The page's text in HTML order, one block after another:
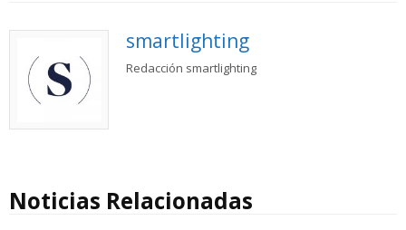
smartlighting
Redacción smartlighting
Noticias Relacionadas